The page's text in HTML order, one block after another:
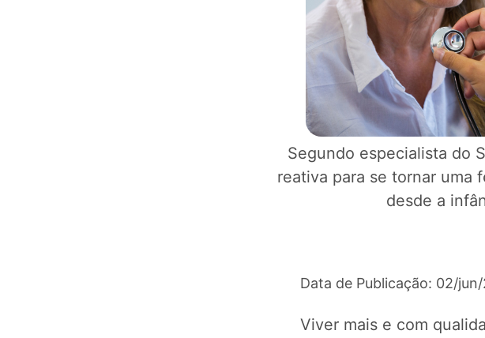
Segundo especialista do
reativa para se tornar uma
desde a
Data de Publicação: 02/
Viver mais e com